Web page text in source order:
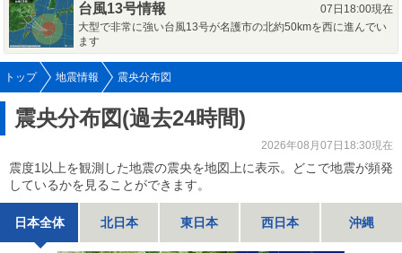
台風13号情報
07日18:00現在
大型で非常に強い台風13号が名護市の北約50kmを西に進んでい
ます
トップ 地震情報 震央分布図
震央分布図(過去24時間)
2026年08月07日18:30現在
震度1以上を観測した地震の震央を地図上に表示。どこで地震が頻発
しているかを見ることができます。
日本全体 北日本 東日本 西日本 沖縄